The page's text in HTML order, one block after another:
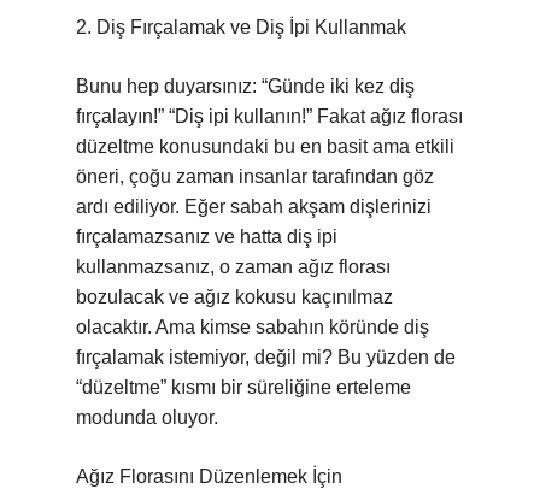
2. Diş Fırçalamak ve Diş İpi Kullanmak
Bunu hep duyarsınız: “Günde iki kez diş
fırçalayın!” “Diş ipi kullanın!” Fakat ağız florası
düzeltme konusundaki bu en basit ama etkili
öneri, çoğu zaman insanlar tarafından göz
ardı ediliyor. Eğer sabah akşam dişlerinizi
fırçalamazsanız ve hatta diş ipi
kullanmazsanız, o zaman ağız florası
bozulacak ve ağız kokusu kaçınılmaz
olacaktır. Ama kimse sabahın köründe diş
fırçalamak istemiyor, değil mi? Bu yüzden de
“düzeltme” kısmı bir süreliğine erteleme
modunda oluyor.
Ağız Florasını Düzenlemek İçin